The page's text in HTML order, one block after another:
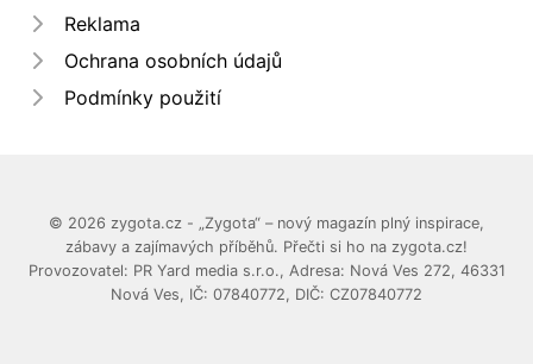
Reklama
Ochrana osobních údajů
Podmínky použití
© 2026 zygota.cz - „Zygota“ – nový magazín plný inspirace,
zábavy a zajímavých příběhů. Přečti si ho na zygota.cz!
Provozovatel: PR Yard media s.r.o., Adresa: Nová Ves 272, 46331
Nová Ves, IČ: 07840772, DIČ: CZ07840772